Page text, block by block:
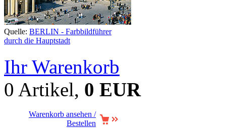
Quelle: BERLIN - Farbbildführer
durch die Hauptstadt
Ihr Warenkorb
0 Artikel, 0 EUR
Warenkorb ansehen /
Bestellen